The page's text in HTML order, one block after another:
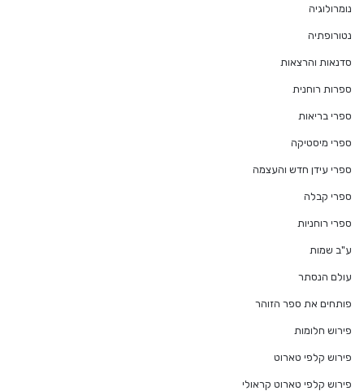
נומרולוגיה
נטורופתיה
סדנאות והרצאות
ספרות רוחנית
ספרי בריאות
ספרי מיסטיקה
ספרי עידן חדש והעצמה
ספרי קבלה
ספרי רוחניות
ע"ב שמות
עולם הנסתר
פותחים את ספר הזוהר
פירוש חלומות
פירוש קלפי טארוט
פירוש קלפי טארוט קראולי